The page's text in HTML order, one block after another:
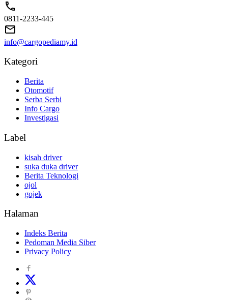
0811-2233-445
info@cargopediamy.id
Kategori
Berita
Otomotif
Serba Serbi
Info Cargo
Investigasi
Label
kisah driver
suka duka driver
Berita Teknologi
ojol
gojek
Halaman
Indeks Berita
Pedoman Media Siber
Privacy Policy